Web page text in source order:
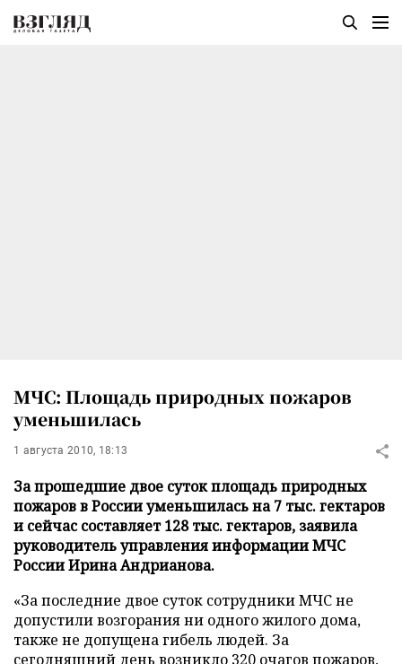
МЧС: Площадь природных пожаров
уменьшилась
1 августа 2010, 18:13
За прошедшие двое суток площадь природных
пожаров в России уменьшилась на 7 тыс. гектаров
и сейчас составляет 128 тыс. гектаров, заявила
руководитель управления информации МЧС
России Ирина Андрианова.
«За последние двое суток сотрудники МЧС не
допустили возгорания ни одного жилого дома,
также не допущена гибель людей. За
сегодняшний день возникло 320 очагов пожаров,